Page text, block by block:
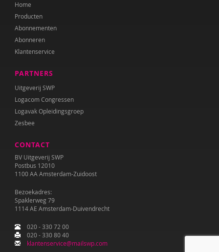
Home
Producten
Abonnementen
Abonneren
Klantenservice
PARTNERS
Uitgeverij SWP
Logacom Congressen
Logavak Opleidingsgroep
Zesbee
CONTACT
BV Uitgeverij SWP
Postbus 12010
1100 AA Amsterdam-Zuidoost
Bezoekadres:
Spaklerweg 79
1114 AE Amsterdam-Duivendrecht
020 - 330 72 00
020 - 330 80 40
klantenservice@mailswp.com